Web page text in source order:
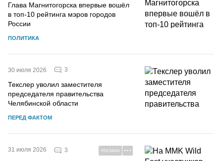
Глава Магнитогорска впервые вошёл
в топ-10 рейтинга мэров городов
России
ПОЛИТИКА
30 июля 2026 3
Текслер уволил заместителя
председателя правительства
Челябинской области
ПЕРЕД ФАКТОМ
31 июля 2026 3 РЕКЛАМА